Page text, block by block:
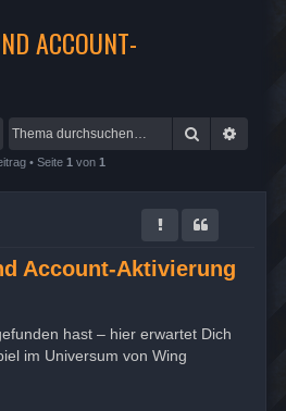
ACCOUNT-
Suche
• Seite 1 von 1
Account-Aktivierung
hast – hier erwartet Dich
im Universum von Wing